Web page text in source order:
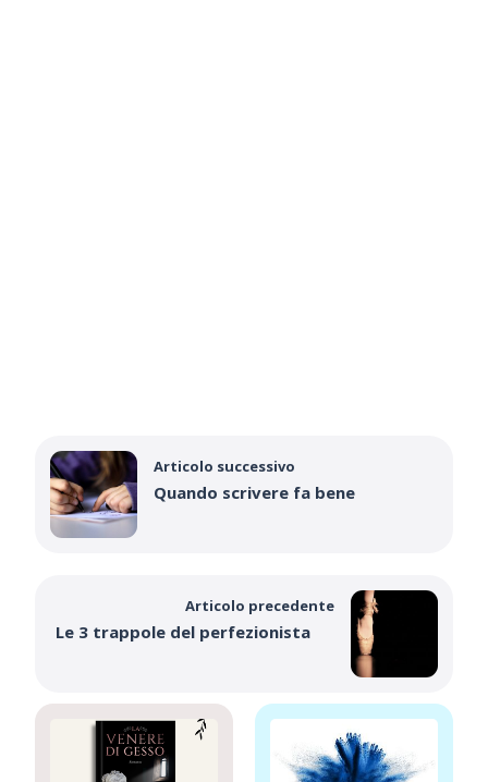
Articolo successivo
Quando scrivere fa bene
Articolo precedente
Le 3 trappole del perfezionista